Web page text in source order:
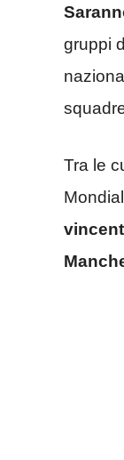
gruppi
Tra le